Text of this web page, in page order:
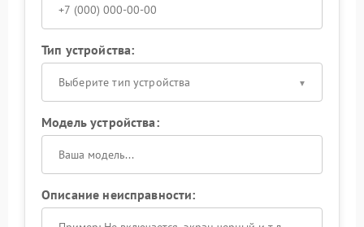
Тип устройства:
Выберите тип устройства
Модель устройства:
Описание неисправности: